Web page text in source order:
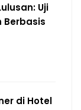
Uji
Berbasis
di Hotel